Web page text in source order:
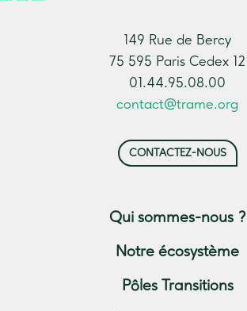
149 Rue de Bercy
75 595 Paris Cedex 12
01.44.95.08.00
contact@trame.org
CONTACTEZ-NOUS
Qui sommes-nous ?
Notre écosystème
Pôles Transitions